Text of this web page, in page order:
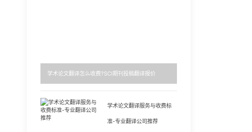
学术论文翻译怎么收费?SCI期刊投稿翻译报价
学术论文翻译服务与收费标
准-专业翻译公司推荐